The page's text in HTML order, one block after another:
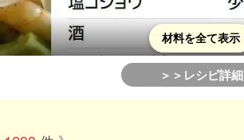
材料を全て表示
＞＞レシピ詳細